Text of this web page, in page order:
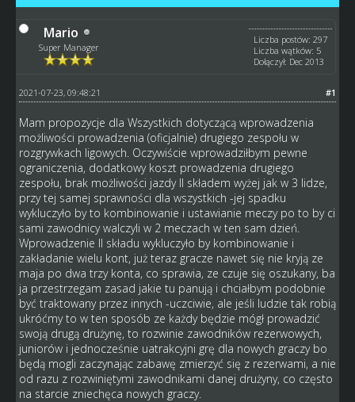
Mario
Super Manager
Liczba postów: 297
Liczba wątków: 5
Dołączył: Dec 2013
#1
2021-07-23, 09:48:21
Mam propozycje dla Wszystkich dotyczącą wprowadzenia
możliwości prowadzenia (oficjalnie) drugiego zespołu w
rozgrywkach ligowych. Oczywiście wprowadziłbym pewne
ograniczenia, dodatkowy koszt prowadzenia drugiego
zespołu, brak możliwości jazdy II składem wyżej jak w 3 lidze,
przy tej samej sprawności dla wszystkich -jej spadku
wykluczyło by to kombinowanie i ustawianie meczy po to by ci
sami zawodnicy walczyli w 2 meczach w ten sam dzień.
Wprowadzenie II składu wykluczyło by kombinowanie i
zakładanie wielu kont, już teraz gracze nawet się nie kryją ze
maja po dwa trzy konta, co sprawia, ze czuje się oszukany, ba
ja przestrzegam zasad jakie tu panują i chciałbym podobnie
być traktowany przez innych -uczciwie, ale jeśli ludzie tak robią
ukróćmy to w ten sposób ze każdy będzie mógł prowadzić
swoją drugą drużynę, to rozwinie zawodników rezerwowych,
juniorów i jednocześnie uatrakcyjni grę dla nowych graczy bo
będą mogli zaczynając zabawę zmierzyć się z rezerwami, a nie
od razu z rozwiniętymi zawodnikami danej drużyny, co często
na starcie zniechęca nowych graczy.